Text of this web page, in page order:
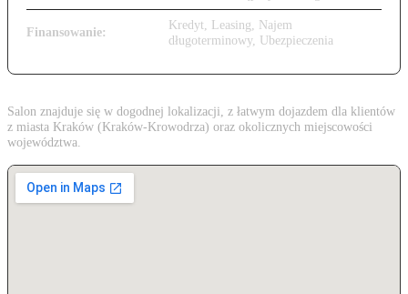
Finansowanie:
Kredyt, Leasing, Najem
długoterminowy, Ubezpieczenia
Salon znajduje się w dogodnej lokalizacji, z łatwym dojazdem dla klientów
z miasta Kraków (Kraków-Krowodrza) oraz okolicznych miejscowości
województwa.